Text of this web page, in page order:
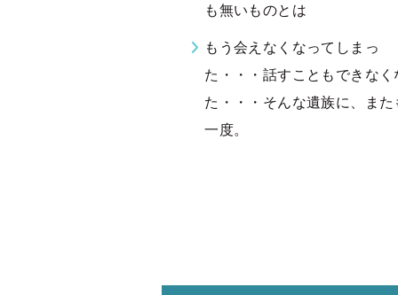
も無いものとは
もう会えなくなってしまっ
た・・・話すこともできなく
た・・・そんな遺族に、また
一度。